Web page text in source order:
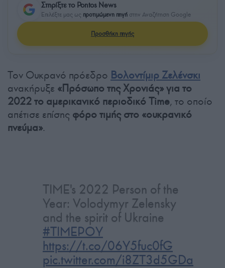
Στηρίξτε το Pontos News
Επιλέξτε μας ως προτιμώμενη πηγή στην Αναζήτηση Google
Προσθήκη πηγής
Τον Ουκρανό πρόεδρο Βολοντίμιρ Ζελένσκι
ανακήρυξε «Πρόσωπο της Χρονιάς» για το
2022 το αμερικανικό περιοδικό Time, το οποίο
απέτισε επίσης φόρο τιμής στο «ουκρανικό
πνεύμα».
TIME's 2022 Person of the
Year: Volodymyr Zelensky
and the spirit of Ukraine
#TIMEPOY
https://t.co/06Y5fuc0fG
pic.twitter.com/i8ZT3d5GDa